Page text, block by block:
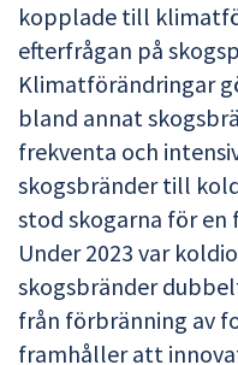
kopplade till
efterfrågan på
Klimatförändringar
bland annat
frekventa och
skogsbränder till
stod skogarna för en
Under 2023 var
skogsbränder
från förbränning av
framhåller att